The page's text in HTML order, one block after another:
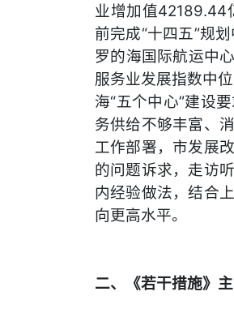
业增加值42189.44
前完成“十四五”规
罗的海国际航运中
服务业发展指数中
海“五个中心”建设
务供给不够丰富、
工作部署，市发展
的问题诉求，走访
内经验做法，结合
向更高水平。
二、《若干措施》